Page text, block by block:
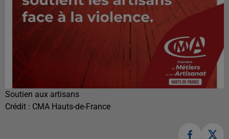
Soutien aux artisans
Crédit : CMA Hauts-de-France